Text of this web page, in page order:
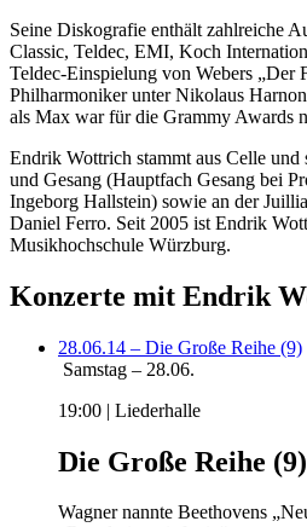
Seine Diskografie enthält zahlreiche
Classic, Teldec, EMI, Koch
Teldec-Einspielung von Webers „Der
Philharmoniker unter Nikolaus
als Max war für die Grammy Awards
Endrik Wottrich stammt aus Celle
und Gesang (Hauptfach Gesang bei
Ingeborg Hallstein) sowie an der
Daniel Ferro. Seit 2005 ist Endrik
Musikhochschule Würzburg.
Konzerte mit Endrik
28.06.14 – Die Große Reihe (9)
Samstag – 28.06.
19:00 | Liederhalle
Die Große Reihe
Wagner nannte Beethovens